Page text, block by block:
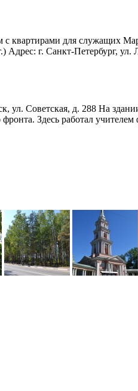
квартирами для служащих
г. Санкт-Петербург, ул.
ул. Советская, д. 288 На
Здесь работал